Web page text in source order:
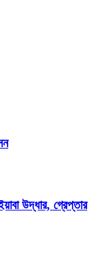
উদ্ধার, গ্রেপ্তার